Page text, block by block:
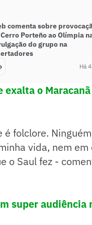
comenta sobre
Porteño ao Olímpia
do grupo na
Há
o
é folclore.
vida, nem
o Saul fez -
super audiência